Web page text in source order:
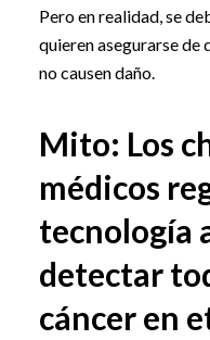
Pero en realidad, se
quieren asegurarse de
no causen daño.
Mito: Los
médicos
tecnología
detectar
cáncer en